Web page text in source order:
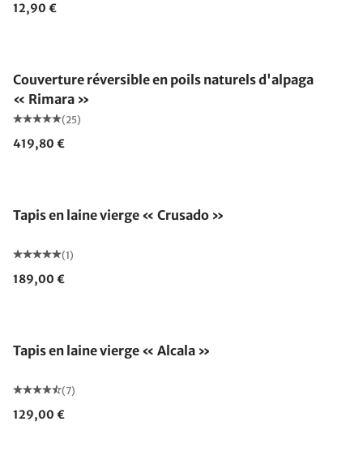
12,90 €
Couverture réversible en poils naturels d'alpaga
« Rimara »
(25)
419,80 €
Tapis en laine vierge « Crusado »
(1)
189,00 €
Tapis en laine vierge « Alcala »
(7)
129,00 €